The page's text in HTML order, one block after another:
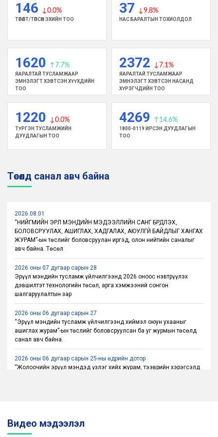
АЖИЛЛАГААНЫ САНАМЖ БИЧГИЙГ
ШИНЭЧЛЭН БАЙГУУЛЛАА
“ЧӨЛӨӨЛЬЕ” ҮНДЭСНИЙ САНААЧИЛГА:
ЭРҮҮЛ МЭНДИЙН САЛБАР ЭХНИЙ 100
ӨДӨРТ ИРГЭДИЙН ЭРҮҮЛ МЭНДИЙГ
ХАМГААЛАХ ЧИГЛЭЛД БОДИТ ҮР ДҮН
ГАРГАЛАА
2026.07.07 05:24
АЖИЛЛАГААНЫ ТӨСЛИЙН
ТӨЛӨӨЛӨГЧДИЙГ ХҮЛЭЭН АВЧ УУЛЗЛАА
2026.07.01 06:17
БОЛЛОО
2026.07.01 05:38
СҮХБААТАР ДҮҮРГИЙН 30 ГАРУЙ МЯНГАН
ИРГЭН ЭРҮҮЛ МЭНДИЙН ТУСЛАМЖ,
ҮЙЛЧИЛГЭЭГ НЭГ ДОРООС АВДАГ
2026.06.30 03:31
146 ↓0.0%
ТӨРӨЛТ/ТӨРСӨН ЭХИЙН ТОО
37 ↓9.8%
НАС БАРАЛТЫН ТОХИОЛДОЛ
1620 ↑7.7%
ЯАРАЛТАЙ ТУСЛАМЖААР
ЭМНЭЛЭГТ ХЭВТСЭН ХҮҮХДИЙН
ТОО
2372 ↓7.1%
ЯАРАЛТАЙ ТУСЛАМЖААР
ЭМНЭЛЭГТ ХЭВТСЭН НАСАНД
ХҮРЭГЧДИЙН ТОО
1220 ↓0.0%
ТҮРГЭН ТУСЛАМЖИЙН
ДУУДЛАГЫН ТОО
4269 ↑14.6%
1800-0119 ИРСЭН ДУУДЛАГЫН
ТОО
Төсөлд санал авч байна
2026.08.01
“НИЙГМИЙН ЭРҮҮЛ МЭНДИЙН МЭДЭЭЛЛИЙН САНГ БҮРДҮҮЛЭХ,
БОЛОВСРУУЛАХ, АШИГЛАХ, ХАДГАЛАХ, АЮУЛГҮЙ БАЙДЛЫГ ХАНГАХ
ЖУРАМ”-ын төслийг боловсруулан иргэд, олон нийтийн саналыг
авч байна. Төсөл
2026 оны 07 дугаар сарын 28
Эрүүл мэндийн тусламж үйлчилгээнд 2026 оноос нэвтрүүлэх
дэвшилтэт технологийн төсөл, арга хэмжээний сонгон
шалгаруулалтын зар
2026 оны 06 дугаар сарын 27
“Эрүүл мэндийн тусламж үйлчилгээнд хиймэл оюун ухааныг
ашиглах журам”-ын төслийг боловсруулсан ба уг журмын төсөлд
санал авч байна.
2026 оны 06 дугаар сарын 25-ны өдрийн дотор
“Жолоочийн эрүүл мэндэд үзлэг хийх журам, тээврийн хэрэгсэлд
2026 оны 06 дугаар сарын 05
Видео мэдээлэл